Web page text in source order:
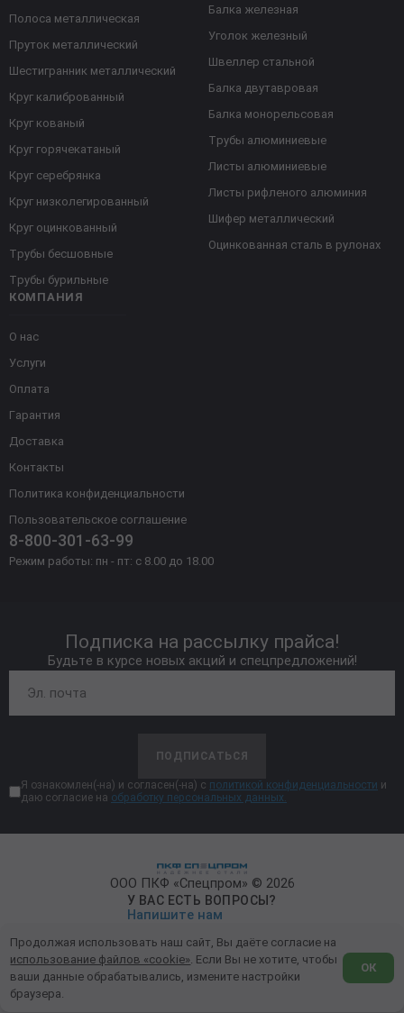
КОМПАНИЯ
О нас
Услуги
Оплата
Гарантия
Доставка
Контакты
Политика конфиденциальности
Пользовательское соглашение
8-800-301-63-99
Режим работы: пн - пт: с 8.00 до 18.00
Полоса металлическая
Пруток металлический
Шестигранник металлический
Круг калиброванный
Круг кованый
Круг горячекатаный
Круг серебрянка
Круг низколегированный
Круг оцинкованный
Трубы бесшовные
Трубы бурильные
Балка железная
Уголок железный
Швеллер стальной
Балка двутавровая
Балка монорельсовая
Трубы алюминиевые
Листы алюминиевые
Листы рифленого алюминия
Шифер металлический
Оцинкованная сталь в рулонах
Подписка на рассылку прайса!
Будьте в курсе новых акций и спецпредложений!
ПОДПИСАТЬСЯ
Я ознакомлен(-на) и согласен(-на) с политикой конфиденциальности и
даю согласие на обработку персональных данных.
ООО ПКФ «Спецпром» © 2026
У ВАС ЕСТЬ ВОПРОСЫ?
Напишите нам
Политика конфиденциальности
Обработка персональных данных
Продолжая использовать наш сайт, Вы даёте согласие на
использование файлов «cookie» . Если Вы не хотите, чтобы
ваши данные обрабатывались, измените настройки
браузера.
ОК